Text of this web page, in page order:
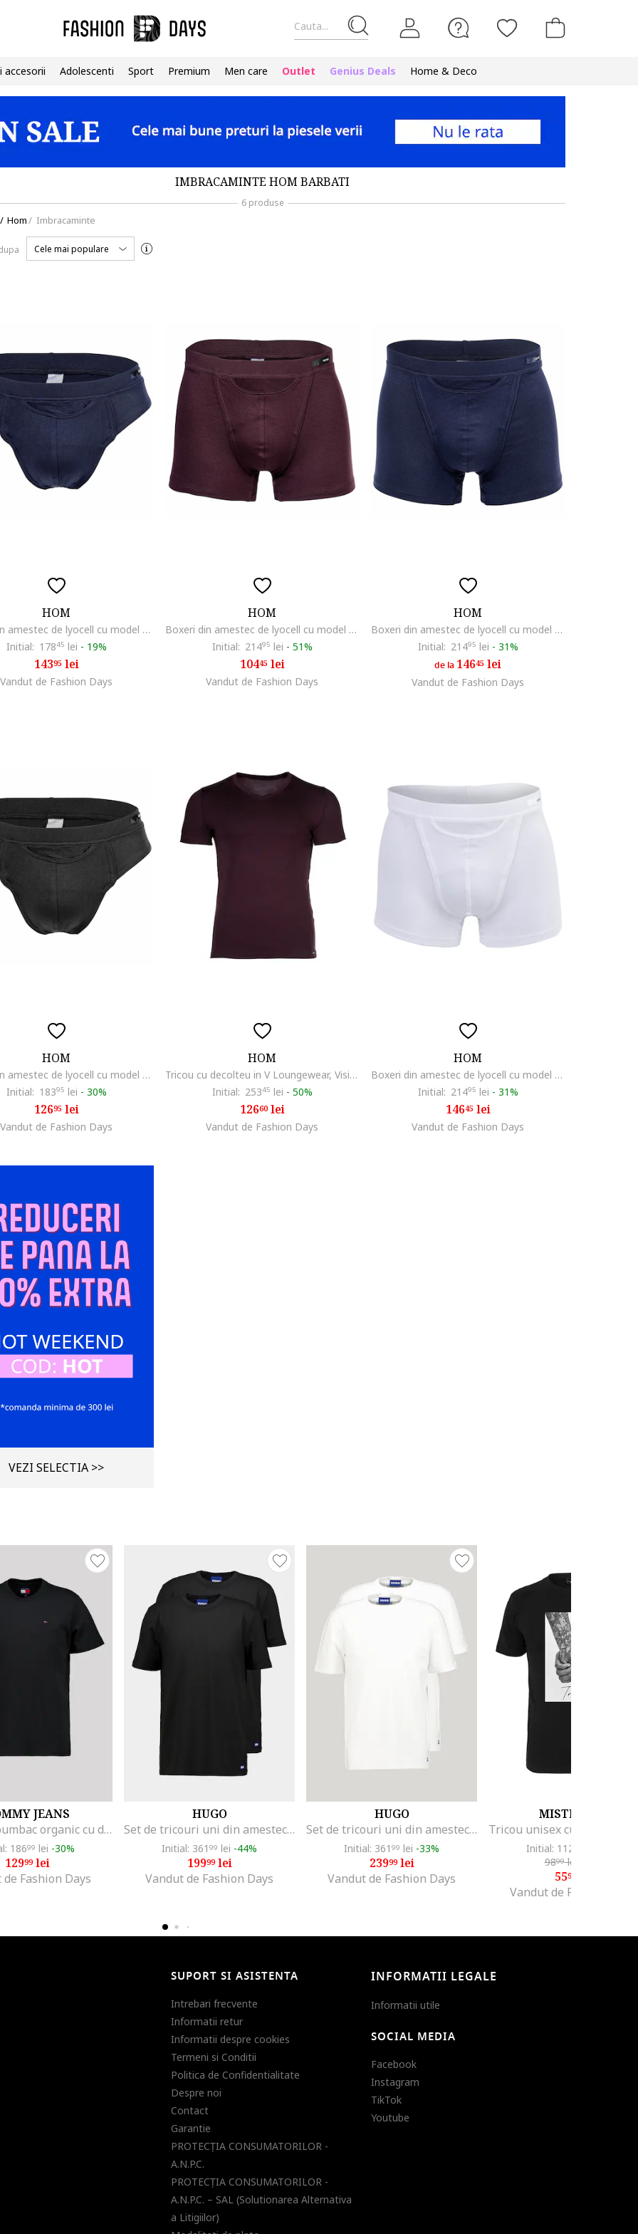
Cauta...
accesorii Adolescenti Sport Premium Men care Outlet Genius Deals Home & Deco
IMBRACAMINTE HOM BARBATI
6 produse
/ Hom/ Imbracaminte
Cele mai populare
HOM
Chiloti din amestec de lyocell cu model uni, Albastru inchis
Initial: 17845 lei - 19%
14395lei
Vandut de Fashion Days
HOM
Boxeri din amestec de lyocell cu model uni, Rosu inchis
Initial: 21495 lei - 51%
10445lei
Vandut de Fashion Days
HOM
Boxeri din amestec de lyocell cu model uni, Albastru inchis
Initial: 21495 lei - 31%
de la 14645 lei
Vandut de Fashion Days
HOM
Chiloti din amestec de lyocell cu model uni, Negru
Initial: 18395 lei - 30%
12695lei
Vandut de Fashion Days
HOM
Tricou cu decolteu in V Loungewear, Visiniu
Initial: 25345 lei - 50%
12660lei
Vandut de Fashion Days
HOM
Boxeri din amestec de lyocell cu model uni, Alb
Initial: 21495 lei - 31%
14645lei
Vandut de Fashion Days
VEZI SELECTIA >>
JEANS
Tricou de bumbac organic cu decolteu la baza gatului, Negru
18699 lei -30%
12999lei
Fashion Days
HUGO
Set de tricouri uni din amestec de bumbac - 2 piese, Negru
Initial: 361 99 lei -44%
19999lei
Vandut de Fashion Days
HUGO
Set de tricouri uni din amestec de bumbac - 2 piese, Alb optic
Initial: 361 99 lei -33%
23999lei
Vandut de Fashion Days
MISTER TEE
Initial: 112
9899lei
5599
Vandut de Fashion Days
SUPORT SI ASISTENTA
Intrebari frecvente
Informatii retur
Informatii despre cookies
Termeni si Conditii
Politica de Confidentialitate
Despre noi
Contact
Garantie
PROTECŢIA CONSUMATORILOR -
A.N.P.C.
PROTECŢIA CONSUMATORILOR -
A.N.P.C. – SAL (Solutionarea Alternativa
a Litigiilor)
INFORMATII LEGALE
Informatii utile
SOCIAL MEDIA
Facebook
Instagram
TikTok
Youtube